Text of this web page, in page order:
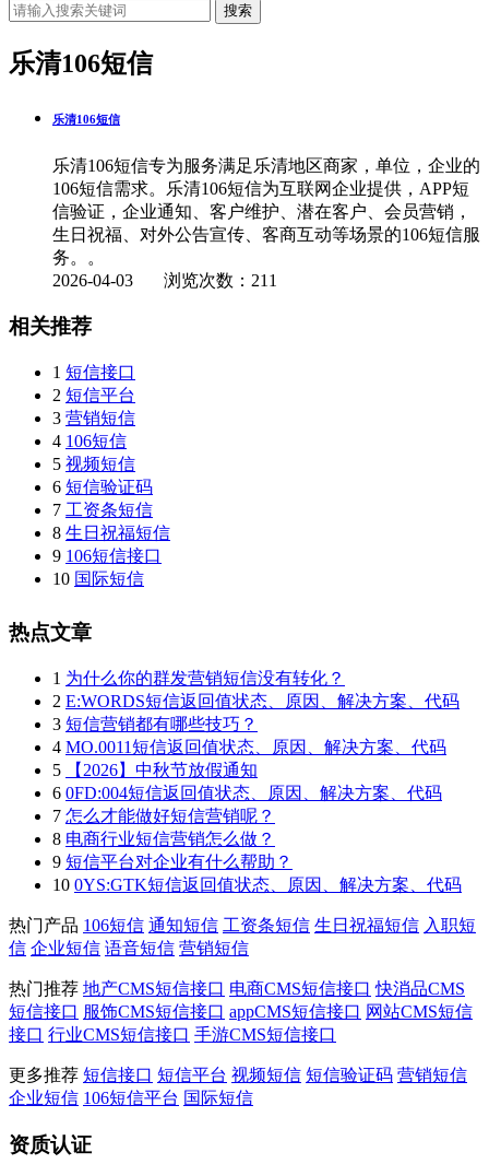
搜索
乐清106短信
乐清106短信
乐清106短信专为服务满足乐清地区商家，单位，企业的
106短信需求。乐清106短信为互联网企业提供，APP短
信验证，企业通知、客户维护、潜在客户、会员营销，
生日祝福、对外公告宣传、客商互动等场景的106短信服
务。。
2026-04-03 浏览次数：211
相关推荐
1 短信接口
2 短信平台
3 营销短信
4 106短信
5 视频短信
6 短信验证码
7 工资条短信
8 生日祝福短信
9 106短信接口
10 国际短信
热点文章
1 为什么你的群发营销短信没有转化？
2 E:WORDS短信返回值状态、原因、解决方案、代码
3 短信营销都有哪些技巧？
4 MO.0011短信返回值状态、原因、解决方案、代码
5
【2026】中秋节放假通知
6 0FD:004短信返回值状态、原因、解决方案、代码
7 怎么才能做好短信营销呢？
8 电商行业短信营销怎么做？
9 短信平台对企业有什么帮助？
10 0YS:GTK短信返回值状态、原因、解决方案、代码
热门产品 106短信 通知短信 工资条短信 生日祝福短信 入职短
信 企业短信 语音短信 营销短信
热门推荐 地产CMS短信接口 电商CMS短信接口 快消品CMS
短信接口 服饰CMS短信接口 appCMS短信接口 网站CMS短信
接口 行业CMS短信接口 手游CMS短信接口
更多推荐 短信接口 短信平台 视频短信 短信验证码 营销短信
企业短信 106短信平台 国际短信
资质认证